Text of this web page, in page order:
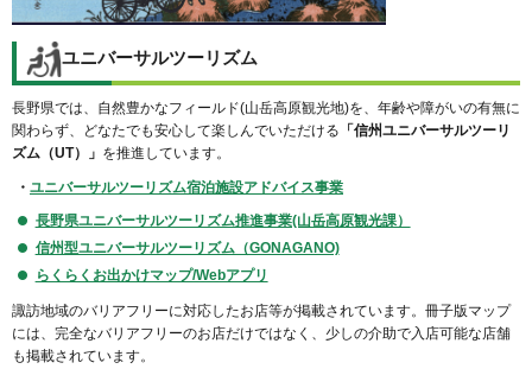
ユニバーサルツーリズム
長野県では、自然豊かなフィールド(山岳高原観光地)を、年齢や障がいの有無に
関わらず、どなたでも安心して楽しんでいただける 「信州ユニバーサルツーリ
ズム（UT）」 を推進しています。
・ ユニバーサルツーリズム宿泊施設アドバイス事業
長野県ユニバーサルツーリズム推進事業(山岳高原観光課）
信州型ユニバーサルツーリズム（GONAGANO)
らくらくお出かけマップ/Webアプリ
諏訪地域のバリアフリーに対応したお店等が掲載されています。冊子版マップ
には、完全なバリアフリーのお店だけではなく、少しの介助で入店可能な店舗
も掲載されています。